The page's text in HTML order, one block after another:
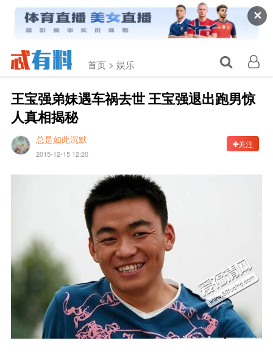
✕
首页 > 娱乐
王宝强弟妹遇车祸去世 王宝强退出跑男惊
人真相揭秘
总是如此沉默
2015-12-15 12:20
关注